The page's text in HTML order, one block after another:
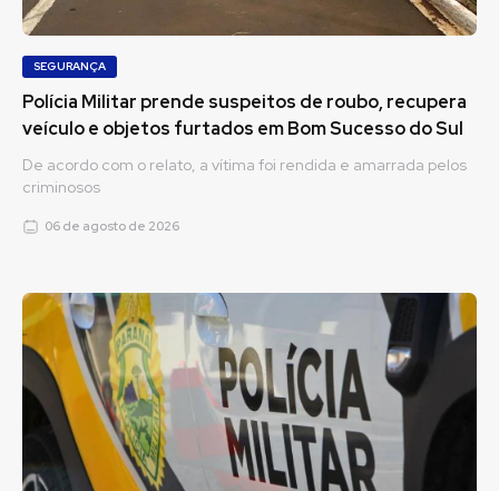
SEGURANÇA
Polícia Militar prende suspeitos de roubo, recupera
veículo e objetos furtados em Bom Sucesso do Sul
De acordo com o relato, a vítima foi rendida e amarrada pelos
criminosos
06 de agosto de 2026